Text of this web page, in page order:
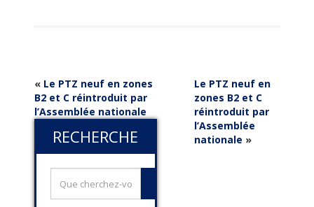
« Le PTZ neuf en zones
B2 et C réintroduit par
l’Assemblée nationale
Le PTZ neuf en
zones B2 et C
réintroduit par
l’Assemblée
nationale »
RECHERCHE